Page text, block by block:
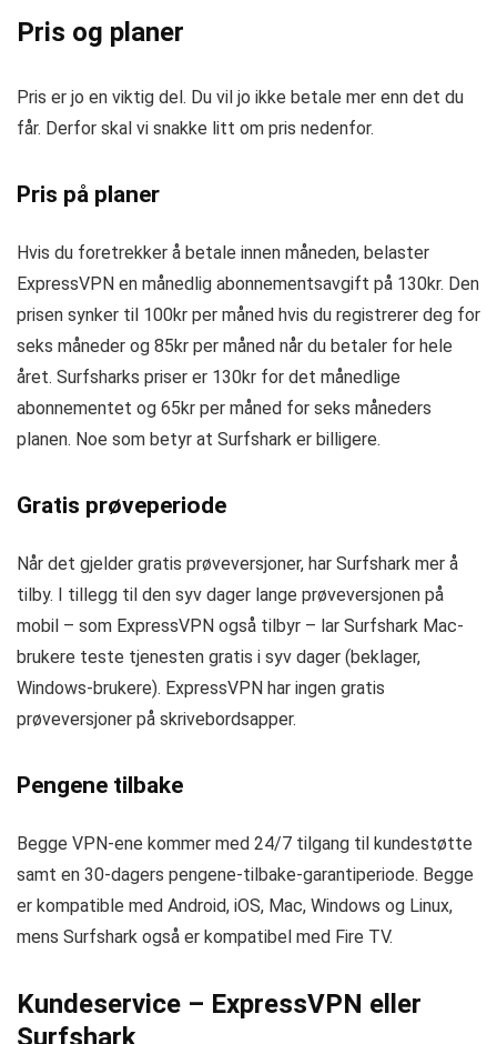
Pris og planer
Pris er jo en viktig del. Du vil jo ikke betale mer enn det du
får. Derfor skal vi snakke litt om pris nedenfor.
Pris på planer
Hvis du foretrekker å betale innen måneden, belaster
ExpressVPN en månedlig abonnementsavgift på 130kr. Den
prisen synker til 100kr per måned hvis du registrerer deg for
seks måneder og 85kr per måned når du betaler for hele
året. Surfsharks priser er 130kr for det månedlige
abonnementet og 65kr per måned for seks måneders
planen. Noe som betyr at Surfshark er billigere.
Gratis prøveperiode
Når det gjelder gratis prøveversjoner, har Surfshark mer å
tilby. I tillegg til den syv dager lange prøveversjonen på
mobil – som ExpressVPN også tilbyr – lar Surfshark Mac-
brukere teste tjenesten gratis i syv dager (beklager,
Windows-brukere). ExpressVPN har ingen gratis
prøveversjoner på skrivebordsapper.
Pengene tilbake
Begge VPN-ene kommer med 24/7 tilgang til kundestøtte
samt en 30-dagers pengene-tilbake-garantiperiode. Begge
er kompatible med Android, iOS, Mac, Windows og Linux,
mens Surfshark også er kompatibel med Fire TV.
Kundeservice – ExpressVPN eller
Surfshark